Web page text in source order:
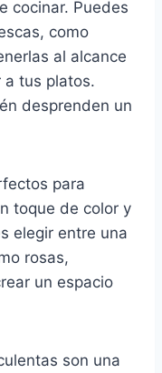
cocinar. Puedes
como
al alcance
a tus platos.
desprenden un
para
toque de color y
elegir entre una
rosas,
un espacio
son una